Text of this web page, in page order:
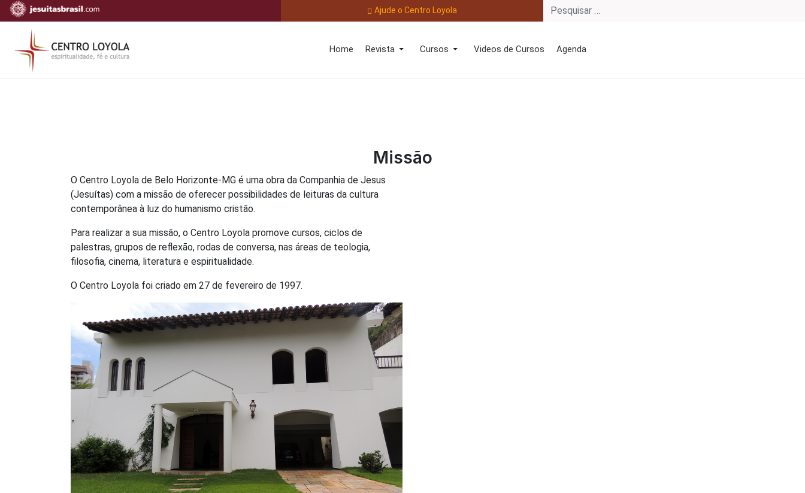
Ajude o Centro Loyola
Home Revista Cursos Videos de Cursos Agenda
Missão
O Centro Loyola de Belo Horizonte-MG é uma obra da Companhia de Jesus
(Jesuítas) com a missão de oferecer possibilidades de leituras da cultura
contemporânea à luz do humanismo cristão.
Para realizar a sua missão, o Centro Loyola promove cursos, ciclos de
palestras, grupos de reflexão, rodas de conversa, nas áreas de teologia,
filosofia, cinema, literatura e espiritualidade.
O Centro Loyola foi criado em 27 de fevereiro de 1997.